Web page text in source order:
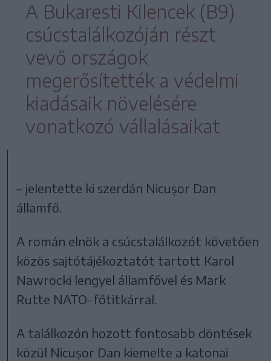
A Bukaresti Kilencek (B9)
csúcstalálkozóján részt
vevő országok
megerősítették a védelmi
kiadásaik növelésére
vonatkozó vállalásaikat
– jelentette ki szerdán Nicușor Dan
államfő.
A román elnök a csúcstalálkozót követően
közös sajtótájékoztatót tartott Karol
Nawrocki lengyel államfővel és Mark
Rutte NATO-főtitkárral.
A találkozón hozott fontosabb döntések
közül Nicușor Dan kiemelte a katonai